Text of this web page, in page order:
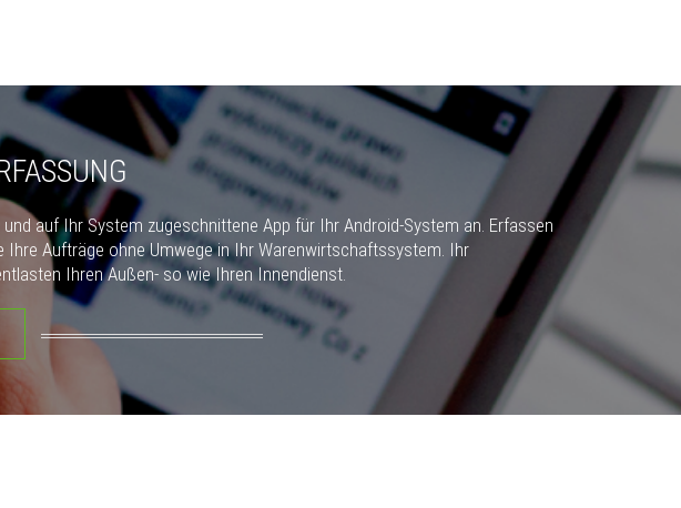
auf Ihr System zugeschnittene App für Ihr Android-System an. Erfassen
Aufträge ohne Umwege in Ihr Warenwirtschaftssystem. Ihr
Ihren Außen- so wie Ihren Innendienst.